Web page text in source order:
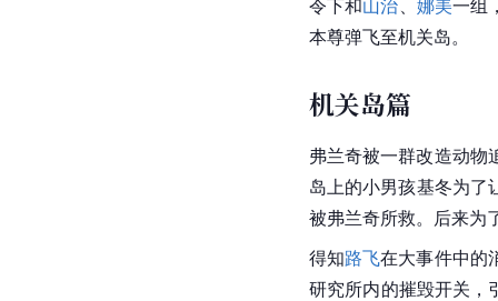
令下和山治、 娜美一组
本尊弹飞至机关岛。
机关岛篇
弗兰奇被一群改造动物
岛上的小男孩基冬为
被弗兰奇所救。后来为
得知路飞在大事件中的
研究所内的摧毁开关，